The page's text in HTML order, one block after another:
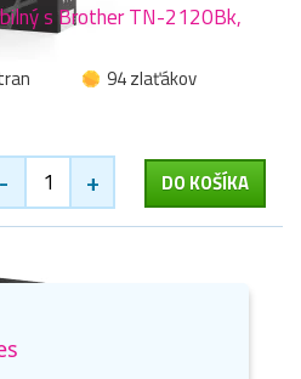
s Brother TN-2120Bk,
94 zlaťákov
- + DO KOŠÍKA